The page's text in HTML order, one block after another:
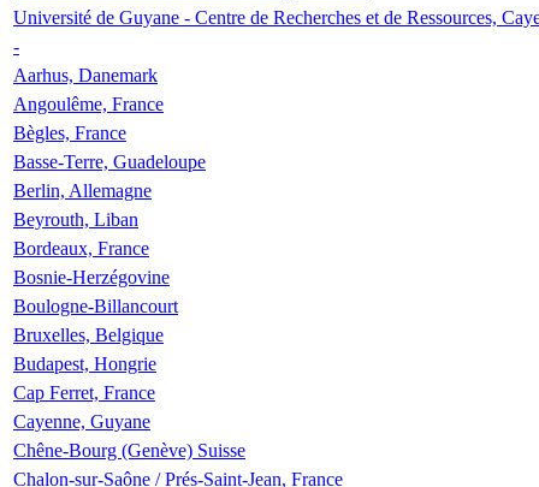
Université de Guyane - Centre de Recherches et de Ressources,
-
Aarhus, Danemark
Angoulême, France
Bègles, France
Basse-Terre, Guadeloupe
Berlin, Allemagne
Beyrouth, Liban
Bordeaux, France
Bosnie-Herzégovine
Boulogne-Billancourt
Bruxelles, Belgique
Budapest, Hongrie
Cap Ferret, France
Cayenne, Guyane
Chêne-Bourg (Genève) Suisse
Chalon-sur-Saône / Prés-Saint-Jean, France